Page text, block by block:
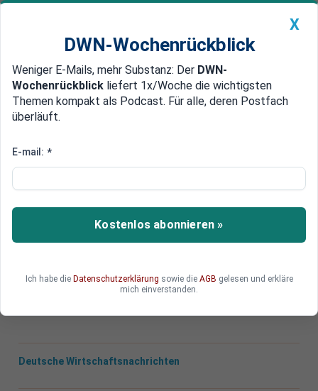
Newsticker MEIN DWN: Geldanlage Premium
Edelmetalle DWN-Magazin China
Sachsen-Wahl: CDU hält AfD auf
drei
Die CDU verteidigt bei der Sachsen-Wahl ihre
Position vor der AfD. Ministerpräsident
Verantwortung, eine Regierung zu bilden –
allerdings wird dies keine einfache Aufgabe.
Deutsche Wirtschaftsnachrichten
X
DWN-Wochenrückblick
Weniger E-Mails, mehr Substanz: Der DWN-
Wochenrückblick liefert 1x/Woche die wichtigsten
Themen kompakt als Podcast. Für alle, deren Postfach
überläuft.
E-mail: *
Kostenlos abonnieren »
Ich habe die Datenschutzerklärung sowie die AGB gelesen und erkläre
mich einverstanden.